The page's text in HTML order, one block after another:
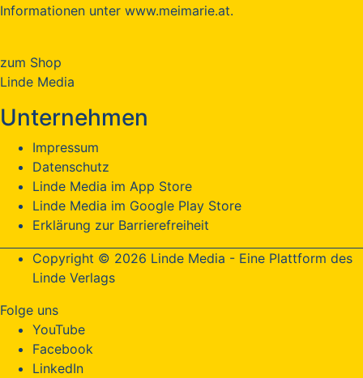
Informationen unter www.meimarie.at.
zum Shop
Linde Media
Unternehmen
Impressum
Datenschutz
Linde Media im App Store
Linde Media im Google Play Store
Erklärung zur Barrierefreiheit
Copyright © 2026 Linde Media - Eine Plattform des
Linde Verlags
Folge uns
YouTube
Facebook
LinkedIn